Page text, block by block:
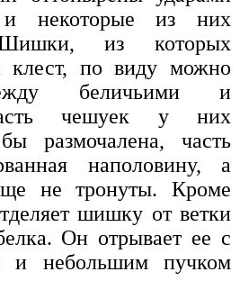
некоторые из них
из которых
клест, по виду можно
беличьими и
чешуек у них
размочалена, часть
наполовину, а
не тронуты. Кроме
шишку от ветки
Он отрывает ее с
и небольшим пучком